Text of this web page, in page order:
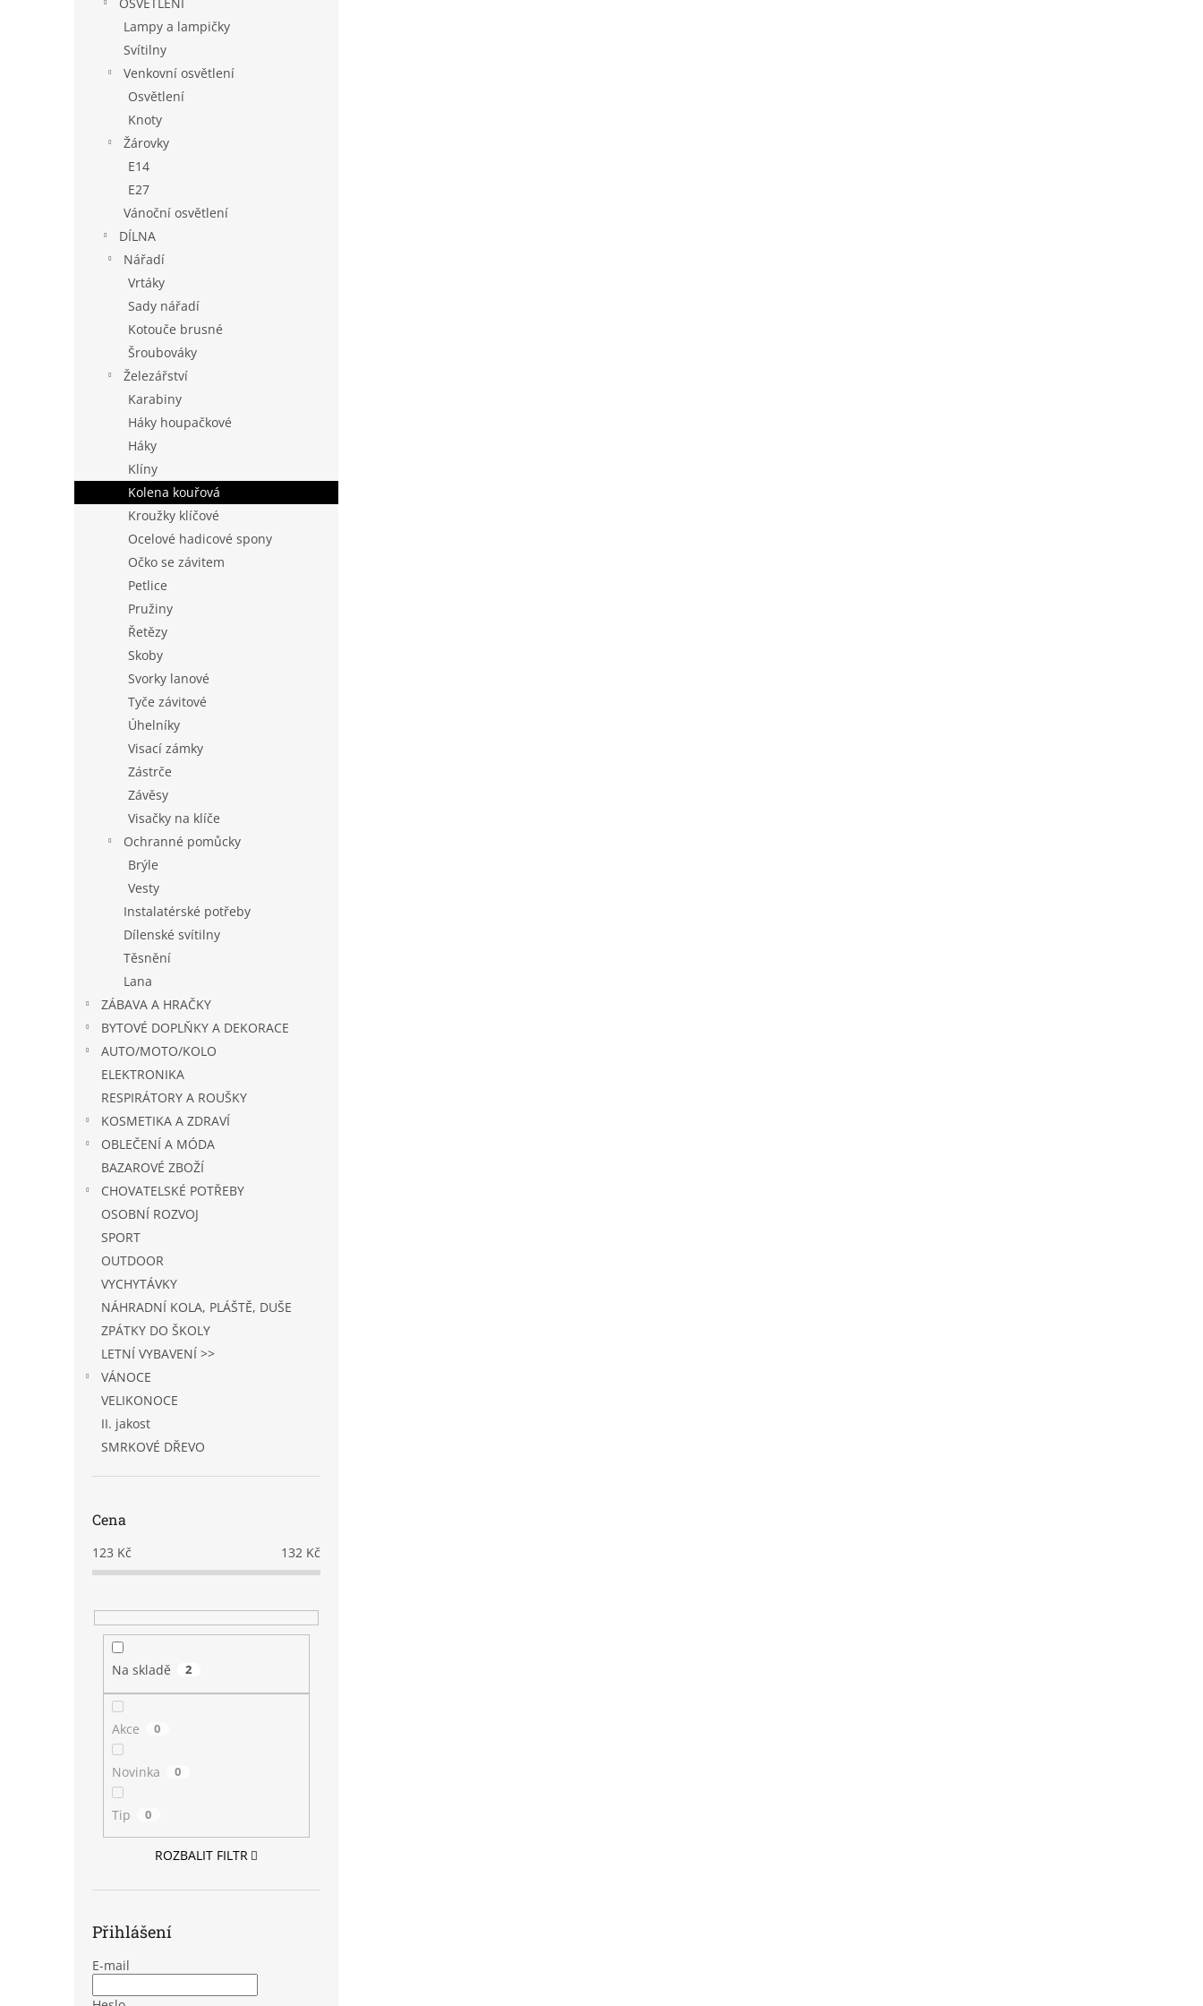
Lampy a lampičky
Svítilny
Venkovní osvětlení
Osvětlení
Knoty
Žárovky
E14
E27
Vánoční osvětlení
DÍLNA
Nářadí
Vrtáky
Sady nářadí
Kotouče brusné
Šroubováky
Železářství
Karabiny
Háky houpačkové
Háky
Klíny
Kolena kouřová
Kroužky klíčové
Ocelové hadicové spony
Očko se závitem
Petlice
Pružiny
Řetězy
Skoby
Svorky lanové
Tyče závitové
Úhelníky
Visací zámky
Zástrče
Závěsy
Visačky na klíče
Ochranné pomůcky
Brýle
Vesty
Instalatérské potřeby
Dílenské svítilny
Těsnění
Lana
ZÁBAVA A HRAČKY
BYTOVÉ DOPLŇKY A DEKORACE
AUTO/MOTO/KOLO
ELEKTRONIKA
RESPIRÁTORY A ROUŠKY
KOSMETIKA A ZDRAVÍ
OBLEČENÍ A MÓDA
BAZAROVÉ ZBOŽÍ
CHOVATELSKÉ POTŘEBY
OSOBNÍ ROZVOJ
SPORT
OUTDOOR
VYCHYTÁVKY
NÁHRADNÍ KOLA, PLÁŠTĚ, DUŠE
ZPÁTKY DO ŠKOLY
LETNÍ VYBAVENÍ >>
VÁNOCE
VELIKONOCE
II. jakost
SMRKOVÉ DŘEVO
Cena
123 Kč 132 Kč
Na skladě 2
Akce 0
Novinka 0
Tip 0
ROZBALIT FILTR
Přihlášení
E-mail